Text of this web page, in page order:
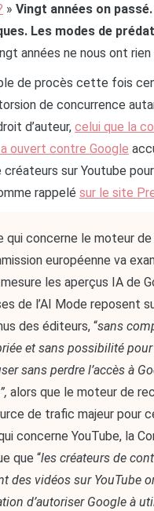
» Vingt années on
Les modes de
années ne nous ont rien
de procès cette fois
de concurrence
d’auteur, celui que la
ouvert contre Google
sur Youtube
rappelé sur le site
qui concerne le moteur
européenne va
les aperçus IA de
de l’AI Mode reposent
des éditeurs, “sans
et sans possibilité
sans perdre l’accès à
alors que le moteur de
de trafic majeur pour
concerne YouTube, la
que “les créateurs de
des vidéos sur YouTube
d’autoriser Google à